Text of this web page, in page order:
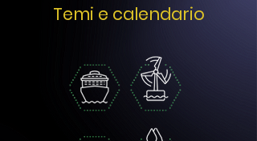
Temi e calendario